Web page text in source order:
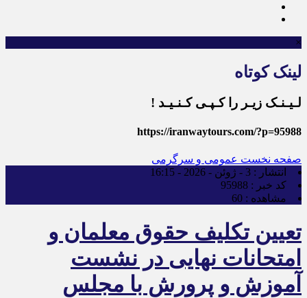
×
لینک کوتاه
لـیـنـک زیـر را کـپـی کـنـیـد !
https://iranwaytours.com/?p=95988
صفحه نخست عمومی و سرگرمی
انتشار : 3 - ژوئن - 2026 - 16:15
کد خبر : 95988
مشاهده : 60
تعیین تکلیف حقوق معلمان و
امتحانات نهایی در نشست
آموزش و پرورش با مجلس